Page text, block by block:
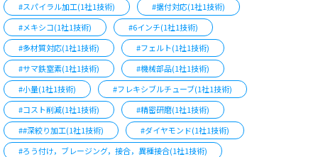
#スパイラル加工(1社1技術)
#据付対応(1社1技術)
#メキシコ(1社1技術)
#6インチ(1社1技術)
#多材質対応(1社1技術)
#フェルト(1社1技術)
#サマ鉄窒素(1社1技術)
#機械部品(1社1技術)
#小量(1社1技術)
#フレキシブルチューブ(1社1技術)
#コスト削減(1社1技術)
#精密研磨(1社1技術)
##深絞り加工(1社1技術)
#ダイヤモンド(1社1技術)
#ろう付け，ブレージング，接合，異種接合(1社1技術)